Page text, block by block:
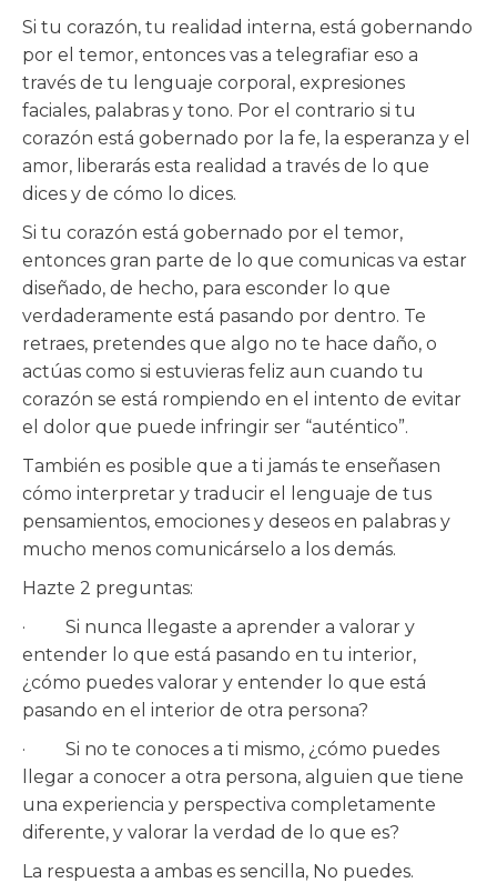
Si tu corazón, tu realidad interna, está gobernando
por el temor, entonces vas a telegrafiar eso a
través de tu lenguaje corporal, expresiones
faciales, palabras y tono. Por el contrario si tu
corazón está gobernado por la fe, la esperanza y el
amor, liberarás esta realidad a través de lo que
dices y de cómo lo dices.
Si tu corazón está gobernado por el temor,
entonces gran parte de lo que comunicas va estar
diseñado, de hecho, para esconder lo que
verdaderamente está pasando por dentro. Te
retraes, pretendes que algo no te hace daño, o
actúas como si estuvieras feliz aun cuando tu
corazón se está rompiendo en el intento de evitar
el dolor que puede infringir ser “auténtico”.
También es posible que a ti jamás te enseñasen
cómo interpretar y traducir el lenguaje de tus
pensamientos, emociones y deseos en palabras y
mucho menos comunicárselo a los demás.
Hazte 2 preguntas:
· Si nunca llegaste a aprender a valorar y
entender lo que está pasando en tu interior,
¿cómo puedes valorar y entender lo que está
pasando en el interior de otra persona?
· Si no te conoces a ti mismo, ¿cómo puedes
llegar a conocer a otra persona, alguien que tiene
una experiencia y perspectiva completamente
diferente, y valorar la verdad de lo que es?
La respuesta a ambas es sencilla, No puedes.